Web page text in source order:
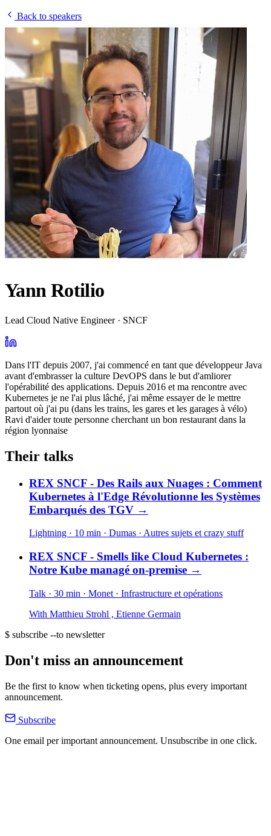
Back to speakers
Yann Rotilio
Lead Cloud Native Engineer · SNCF
Dans l'IT depuis 2007, j'ai commencé en tant que développeur Java
avant d'embrasser la culture DevOPS dans le but d'amliorer
l'opérabilité des applications. Depuis 2016 et ma rencontre avec
Kubernetes je ne l'ai plus lâché, j'ai même essayer de le mettre
partout où j'ai pu (dans les trains, les gares et les garages à vélo)
Ravi d'aider toute personne cherchant un bon restaurant dans la
région lyonnaise
Their talks
REX SNCF - Des Rails aux Nuages : Comment
Kubernetes à l'Edge Révolutionne les Systèmes
Embarqués des TGV →
Lightning · 10 min · Dumas · Autres sujets et crazy stuff
REX SNCF - Smells like Cloud Kubernetes :
Notre Kube managé on-premise →
Talk · 30 min · Monet · Infrastructure et opérations
With Matthieu Strohl , Etienne Germain
$ subscribe --to newsletter
Don't miss an announcement
Be the first to know when ticketing opens, plus every important
announcement.
Subscribe
One email per important announcement. Unsubscribe in one click.